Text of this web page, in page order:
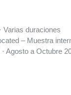
Varias duraciones
– Muestra
Agosto a Octubre